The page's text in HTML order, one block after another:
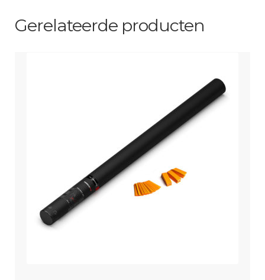
aantal
Gerelateerde producten